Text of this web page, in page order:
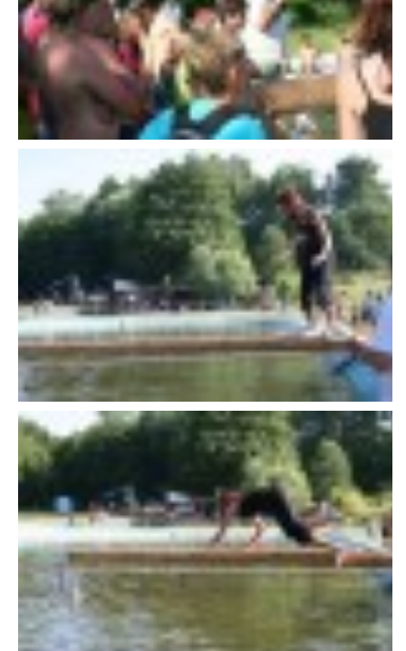
Bankovní spojení:
224985128/0600
IČO: 64782832
Gmail: sdhlicomelice@gmail.com
607 276 682 - starosta SDH
sdhlicomelice@seznam.cz
© 2026 eStránky.cz